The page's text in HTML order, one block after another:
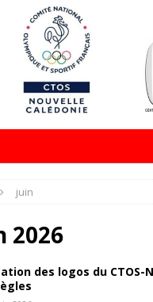
juin
2026
des logos du CTOS-